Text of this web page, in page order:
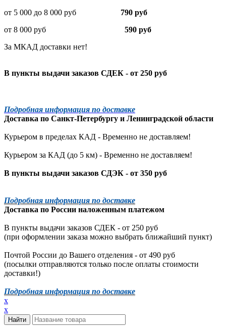
от 5 000 до 8 000 руб 790 руб
от 8 000 руб 590 руб
За МКАД доставки нет!
В пункты выдачи заказов СДЕК - от 250 руб
Подробная информация по доставке
Доставка по Санкт-Петербургу и Ленинградской области
Курьером в пределах КАД - Временно не доставляем!
Курьером за КАД (до 5 км) - Временно не доставляем!
В пункты выдачи заказов СДЭК - от 350 руб
Подробная информация по доставке
Доставка по России наложенным платежом
В пункты выдачи заказов СДЕК - от 250 руб
(при оформлении заказа можно выбрать ближайший пункт)
Почтой России до Вашего отделения - от 490 руб
(посылки отправляются только после оплаты стоимости
доставки!)
Подробная информация по доставке
x
x